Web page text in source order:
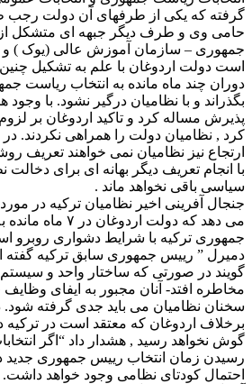
گرفته که یکی از طرفهای آن دولت رجب
حامی وی و طرف دیگر جبهه ای متشکل
جمهوری – سازمان آموزش عالی (یوک ) و
است دولت اردوغان با علم به تشکیل
دوران چند ماه مانده به انتخاب ریاست
بگذراند و با نظامیان درگیر نشود. با
پذیرش مساله کرد و تاکید اردوغان بر
کرد , نظامیان دولت را همراهی نکردند.
ارتجاع نیز نظامیان نمی خواهند تعریف
با انجام تعریف دیگر بهانه ای برای
سیاسی باقی نخواهد ماند .
جنجال آفرینی اخیر نظامیان ترکیه در
می دهد که دولت
جمهوری ترکیه با شرایط دشواری روبرو
دمیرل ” رییس جمهوری سابق ترکیه گفته
گویند در صورتی که ساختار واحد و سیستم
مخاطره افتد- آنان مجبور به ایفای
سخنان نظامیان می باید جدی گرفته شود.
برخلاف اردوغان که معتقد است در ترکیه
گوش نخواهد رسید , هشدار داد “اگر
رسیدن زمان انتخاب رییس جمهوری جدید
احتمال کودتای نظامی وجود خواهد